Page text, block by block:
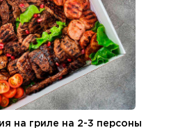
на гриле на 2-3 персоны